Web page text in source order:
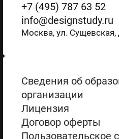
+7 (495) 787 63 52
info@designstudy.ru
Москва, ул. Сущевская,
Сведения об
организации
Лицензия
Договор оферты
Пользовательское